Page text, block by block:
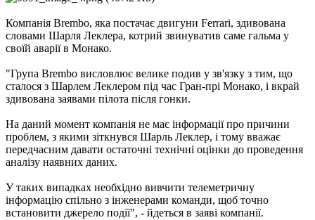
Компанія Brembo, яка постачає двигуни Ferrari, здивована
словами Шарля Леклера, котрий звинуватив саме гальма у
своїй аварії в Монако.
"Група Brembo висловлює велике подив у зв'язку з тим, що
сталося з Шарлем Леклером під час Гран-прі Монако, і вкрай
здивована заявами пілота після гонки.
На даний момент компанія не має інформації про причини
проблем, з якими зіткнувся Шарль Леклер, і тому вважає
передчасним давати остаточні технічні оцінки до проведення
аналізу наявних даних.
У таких випадках необхідно вивчити телеметричну
інформацію спільно з інженерами команди, щоб точно
встановити джерело події", - йдеться в заяві компанії.